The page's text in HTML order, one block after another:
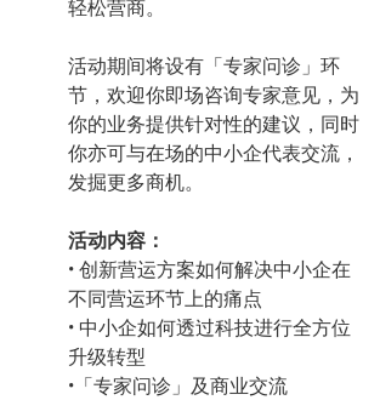
轻松营商。
活动期间将设有「专家问诊」环
节，欢迎你即场咨询专家意见，为
你的业务提供针对性的建议，同时
你亦可与在场的中小企代表交流，
发掘更多商机。
活动内容：
• 创新营运方案如何解决中小企在
不同营运环节上的痛点
• 中小企如何透过科技进行全方位
升级转型
•「专家问诊」及商业交流